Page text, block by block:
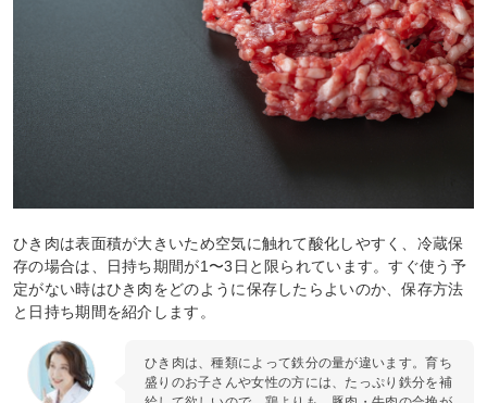
ひき肉は表面積が大きいため空気に触れて酸化しやすく、冷蔵保
存の場合は、日持ち期間が1〜3日と限られています。すぐ使う予
定がない時はひき肉をどのように保存したらよいのか、保存方法
と日持ち期間を紹介します。
ひき肉は、種類によって鉄分の量が違います。育ち
盛りのお子さんや女性の方には、たっぷり鉄分を補